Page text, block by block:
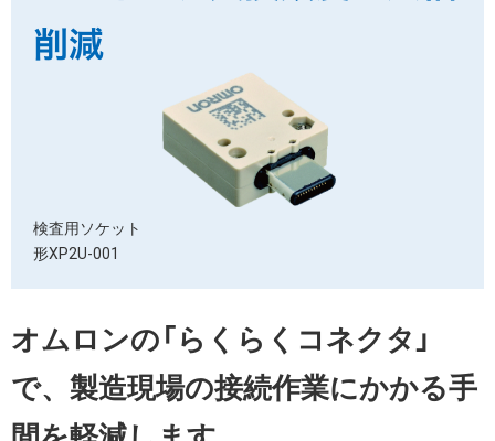
オムロンの「らくらくコネクタ」
で、 製造現場の接続作業にかかる手
検査用ソケット
形XP2U-001